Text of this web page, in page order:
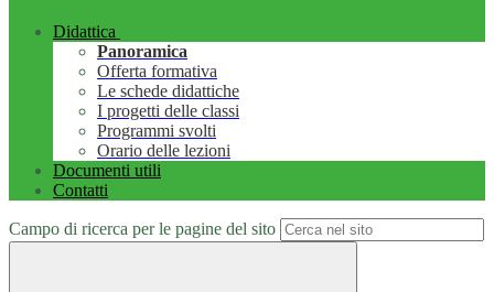
Didattica
Panoramica
Offerta formativa
Le schede didattiche
I progetti delle classi
Programmi svolti
Orario delle lezioni
Documenti utili
Contatti
Campo di ricerca per le pagine del sito